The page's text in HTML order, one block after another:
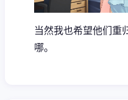
当然我也希望他们重
哪。